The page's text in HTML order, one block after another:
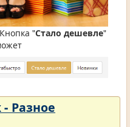
"Стало дешевле"
- Разное